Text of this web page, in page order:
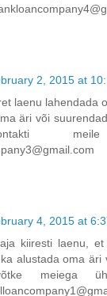
2, 2015 at
laenu lahendada
äri või
4, 2015 at
kiiresti laenu,
alustada oma
meiega